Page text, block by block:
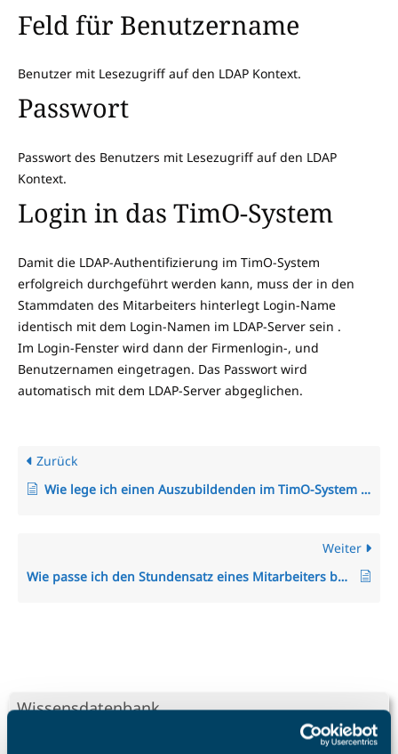
Wissensdatenbank
Feld für Benutzername
Benutzer mit Lesezugriff auf den LDAP Kontext.
Passwort
Passwort des Benutzers mit Lesezugriff auf den LDAP
Kontext.
Login in das TimO-System
Damit die LDAP-Authentifizierung im TimO-System
erfolgreich durchgeführt werden kann, muss der in den
Stammdaten des Mitarbeiters hinterlegt Login-Name
identisch mit dem Login-Namen im LDAP-Server sein .
Im Login-Fenster wird dann der Firmenlogin-, und
Benutzernamen eingetragen. Das Passwort wird
automatisch mit dem LDAP-Server abgeglichen.
Zurück
Wie lege ich einen Auszubildenden im TimO-System an?
Weiter
Wie passe ich den Stundensatz eines Mitarbeiters bei einer gebuchten Projektzeit an?